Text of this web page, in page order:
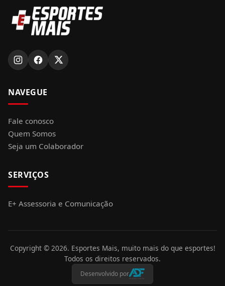
NAVEGUE
Fale conosco
Quem Somos
Seja um Colaborador
SERVIÇOS
E+ Assessoria e Comunicação
Copyright © 2026. Esportes Mais, muito mais do que esportes!
Todos os direitos reservados.
Desenvolvido por